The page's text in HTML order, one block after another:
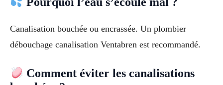
Canalisation bouchée ou encrassée. Un plombier
débouchage canalisation Ventabren est recommandé.
Comment éviter les canalisations